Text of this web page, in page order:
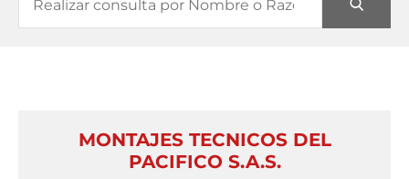
MONTAJES TECNICOS DEL
PACIFICO S.A.S.